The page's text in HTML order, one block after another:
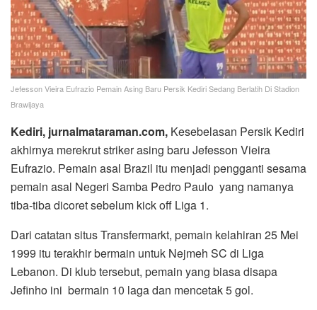
Jefesson Vieira Eufrazio Pemain Asing Baru Persik Kediri Sedang Berlatih Di Stadion
Brawijaya
Kediri, jurnalmataraman.com, Kesebelasan Persik Kediri
akhirnya merekrut striker asing baru Jefesson Vieira
Eufrazio. Pemain asal Brazil itu menjadi pengganti sesama
pemain asal Negeri Samba Pedro Paulo yang namanya
tiba-tiba dicoret sebelum kick off Liga 1.
Dari catatan situs Transfermarkt, pemain kelahiran 25 Mei
1999 itu terakhir bermain untuk Nejmeh SC di Liga
Lebanon. Di klub tersebut, pemain yang biasa disapa
Jefinho ini bermain 10 laga dan mencetak 5 gol.